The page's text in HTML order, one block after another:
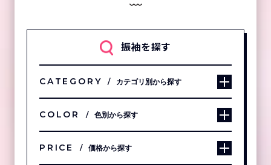
振袖を探す
CATEGORY カテゴリ別から探す
COLOR 色別から探す
PRICE 価格から探す